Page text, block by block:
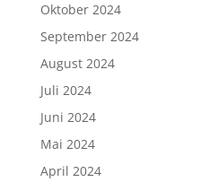
Oktober 2024
September 2024
August 2024
Juli 2024
Juni 2024
Mai 2024
April 2024